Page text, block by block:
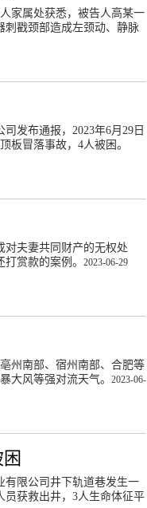
家属处获悉，被告人高某一
刺戳颈部造成左颈动、静脉
发布通报，2023年6月29日
板冒落事故，4人被困。
对夫妻共同财产的无权处
赏款的案例。 2023-06-29
州南部、宿州南部、合肥等
大风等强对流天气。 2023-06-
有限公司井下轨道巷发生一
员获救出井，3人生命体征平